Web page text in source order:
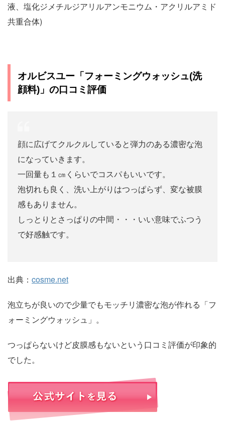
液、塩化ジメチルジアリルアンモニウム・アクリルアミド
共重合体)
オルビスユー「フォーミングウォッシュ(洗
顔料)」の口コミ評価
顔に広げてクルクルしていると弾力のある濃密な泡
になっていきます。
一回量も１㎝くらいでコスパもいいです。
泡切れも良く、洗い上がりはつっぱらず、変な被膜
感もありません。
しっとりとさっぱりの中間・・・いい意味でふつう
で好感触です。
出典： cosme.net
泡立ちが良いので少量でもモッチリ濃密な泡が作れる「フ
ォーミングウォッシュ」。
つっぱらないけど皮膜感もないという口コミ評価が印象的
でした。